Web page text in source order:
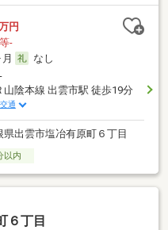
円
-
なし
山陰本線 出雲市駅 徒歩19分
通
県出雲市塩冶有原町６丁目
以内
６丁目